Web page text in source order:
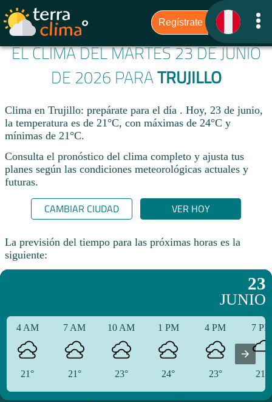
EL CLIMA DEL MARTES 23 DE JUNIO
DE 2026 PARATRUJILLO
Clima en Trujillo: prepárate para el día . Hoy, 23 de junio,
la temperatura es de 21°C, con máximas de 24°C y
mínimas de 21°C.
Consulta el pronóstico del clima completo y ajusta tus
planes según las condiciones meteorológicas actuales y
futuras.
CAMBIAR CIUDAD VER HOY
La previsión del tiempo para las próximas horas es la
siguiente:
23
JUNIO
4 AM
21°
7 AM
21°
10 AM
23°
1 PM
24°
4 PM
23°
7
21°